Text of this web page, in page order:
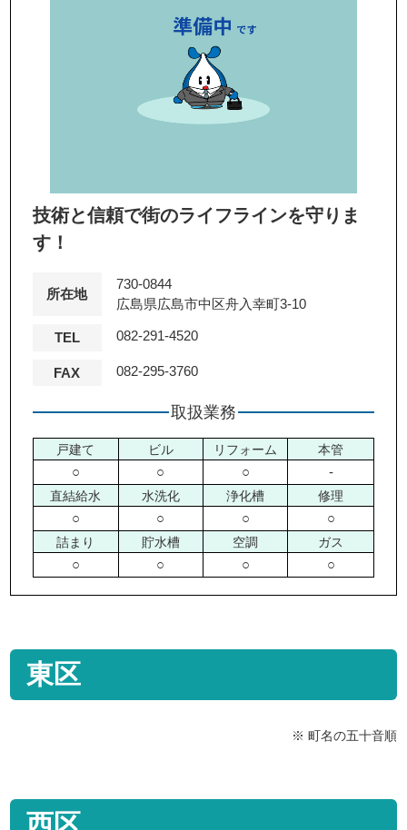
技術と信頼で街のライフラインを守りま
す！
所在地
730-0844
広島県広島市中区舟入幸町3-10
TEL 082-291-4520
FAX 082-295-3760
取扱業務
戸建て
○
ビル
○
リフォーム
○
本管
-
直結給水
○
水洗化
○
浄化槽
○
修理
○
詰まり
○
貯水槽
○
空調
○
ガス
○
東区
※ 町名の五十音順